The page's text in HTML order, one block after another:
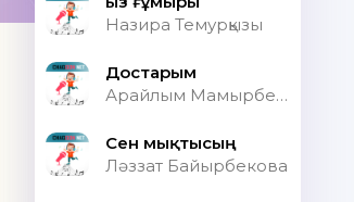
Назира Темурқызы
Достарым
Арайлым Мамырбекқызы
Сен мықтысың
Ләззат Байырбекова